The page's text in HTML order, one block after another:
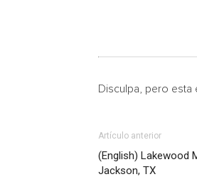
Disculpa, pero esta
Artículo anterior
(English) Lakewood
Jackson, TX